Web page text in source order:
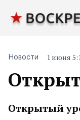
Новости 1 июня
Открытый